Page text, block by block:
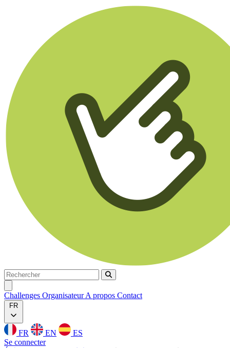
Rechercher
Rechercher
Challenges OrganisateurA propos Contact
FR
FR EN
ES
Se connecter